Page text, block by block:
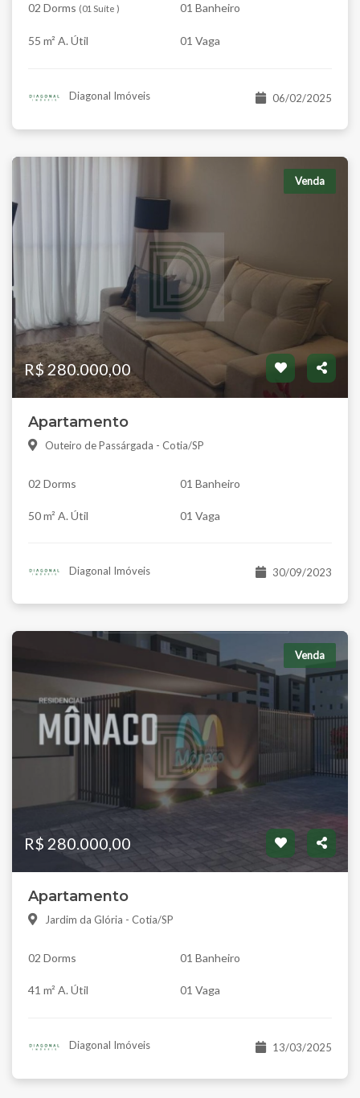
02 Dorms (01 Suíte ) 01 Banheiro
55 m² A. Útil 01 Vaga
Diagonal Imóveis 06/02/2025
Venda
R$ 280.000,00
Apartamento
Outeiro de Passárgada - Cotia/SP
02 Dorms 01 Banheiro
50 m² A. Útil 01 Vaga
Diagonal Imóveis 30/09/2023
Venda
R$ 280.000,00
Apartamento
Jardim da Glória - Cotia/SP
02 Dorms 01 Banheiro
41 m² A. Útil 01 Vaga
Diagonal Imóveis 13/03/2025